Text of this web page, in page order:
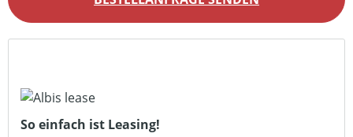
So einfach ist Leasing!